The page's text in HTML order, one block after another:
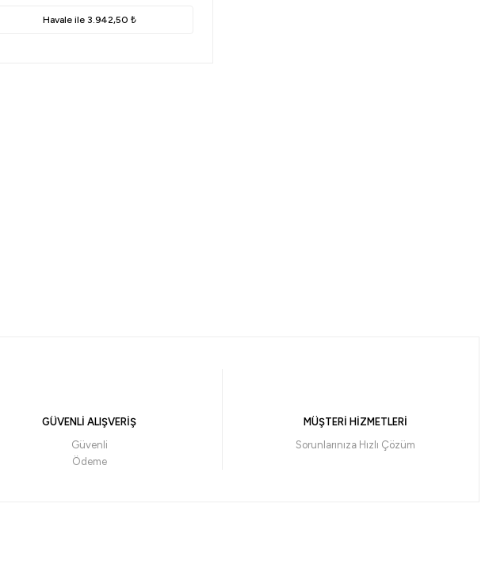
Havale ile 3.942,50 ₺
GÜVENLİ ALIŞVERİŞ
Güvenli
Ödeme
MÜŞTERİ HİZMETLERİ
Sorunlarınıza Hızlı Çözüm